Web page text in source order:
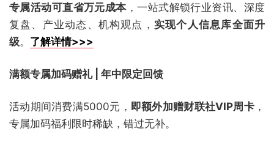
专属活动可直省万元成本，一站式解锁行业资讯、深度
复盘、产业动态、机构观点， 实现个人信息库全面升
级。 了解详情>>>
满额专属加码赠礼 | 年中限定回馈
活动期间消费满5000元， 即额外加赠财联社VIP周卡 ，
专属加码福利限时稀缺，错过无补。